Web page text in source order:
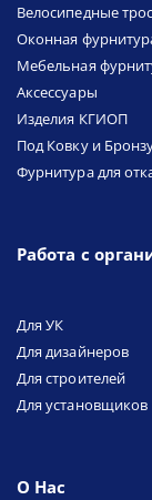
Велосипедные
Оконная
Мебельная
Аксессуары
Изделия КГИОП
Под Ковку и
Фурнитура для
Работа с
Для УК
Для дизайнеров
Для строителей
Для установщиков
О Нас